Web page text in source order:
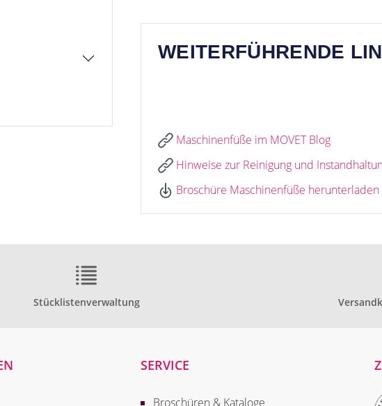
WEITERFÜHRENDE
Maschinenfüße im MOVET Blog
Hinweise zur Reinigung und
Broschüre Maschinenfüße herunterladen
Stücklistenverwaltung
SERVICE
Broschüren & Kataloge